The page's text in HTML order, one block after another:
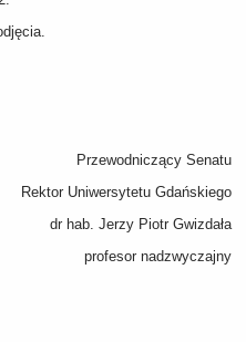
Przewodniczący Senatu
Rektor Uniwersytetu Gdańskiego
dr hab. Jerzy Piotr Gwizdała
profesor nadzwyczajny